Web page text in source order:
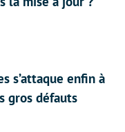
s’attaque enfin à
gros défauts